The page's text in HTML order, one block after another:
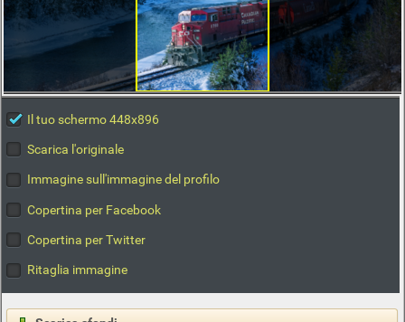
Il tuo schermo 448x896
Scarica l'originale
Immagine sull'immagine del profilo
Copertina per Facebook
Copertina per Twitter
Ritaglia immagine